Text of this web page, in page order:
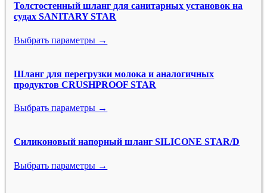
Толстостенный шланг для санитарных установок на
судах SANITARY STAR
Выбрать параметры →
Шланг для перегрузки молока и аналогичных
продуктов CRUSHPROOF STAR
Выбрать параметры →
Силиконовый напорный шланг SILICONE STAR/D
Выбрать параметры →